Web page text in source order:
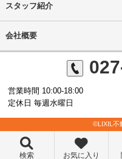
スタッフ紹介
会社概要
営業時間 10:00-18:00
定休日 毎週水曜日
©LIXIL不
検索 お気に入り